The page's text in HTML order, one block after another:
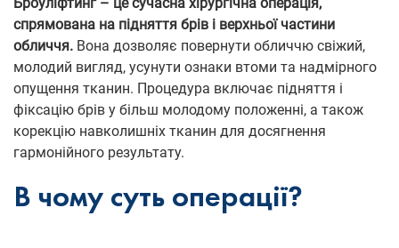
спрямована на підняття брів і верхньої частини
обличчя. Вона дозволяє повернути обличчю свіжий,
молодий вигляд, усунути ознаки втоми та надмірного
опущення тканин. Процедура включає підняття і
фіксацію брів у більш молодому положенні, а також
корекцію навколишніх тканин для досягнення
гармонійного результату.
В чому суть операції?